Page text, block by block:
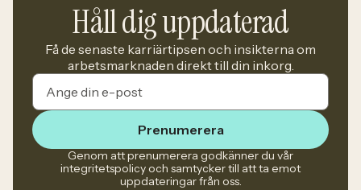
Håll dig uppdaterad
Få de senaste karriärtipsen och insikterna om
arbetsmarknaden direkt till din inkorg.
Prenumerera
Genom att prenumerera godkänner du vår
integritetspolicy och samtycker till att ta emot
uppdateringar från oss.